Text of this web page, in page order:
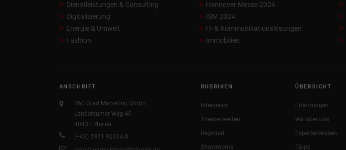
Dienstleistungen & Consulting
Digitalisierung
Energie & Umwelt
Fashion
Hannover Messe 2024
ISM 2024
IT- & Kommunikationslösungen
Immobilien
ANSCHRIFT
360 Grad Marketing GmbH
Landersumer Weg 40
48431 Rheine
(+49) 5971 92164-0
RUBRIKEN
Interviews
Themenwelten
Regional
Showrooms
ÜBERSICHT
Erfahrungen
Wir über uns
Expertenwissen
Tipps